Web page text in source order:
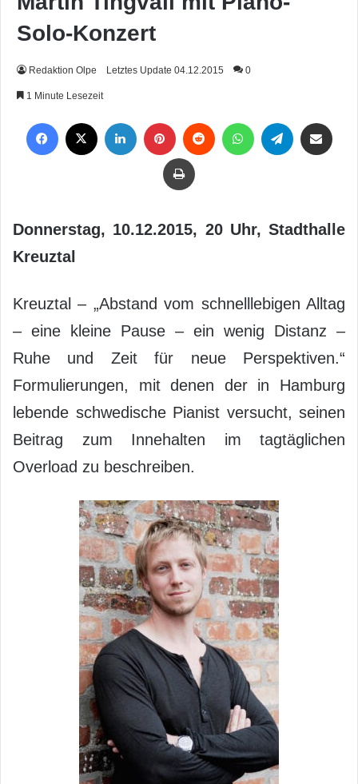
Solo-Konzert
Redaktion Olpe Letztes Update 04.12.2015 0
1 Minute Lesezeit
Drucken
Donnerstag, 10.12.2015, 20 Uhr, Stadthalle
Kreuztal
Kreuztal – „Abstand vom schnelllebigen Alltag
– eine kleine Pause – ein wenig Distanz –
Ruhe und Zeit für neue Perspektiven.“
Formulierungen, mit denen der in Hamburg
lebende schwedische Pianist versucht, seinen
Beitrag zum Innehalten im tagtäglichen
Overload zu beschreiben.